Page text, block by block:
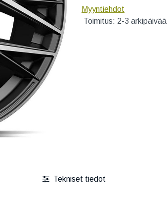
Myyntiehdot
Toimitus: 2-3 arkipäivää
Tekniset tiedot